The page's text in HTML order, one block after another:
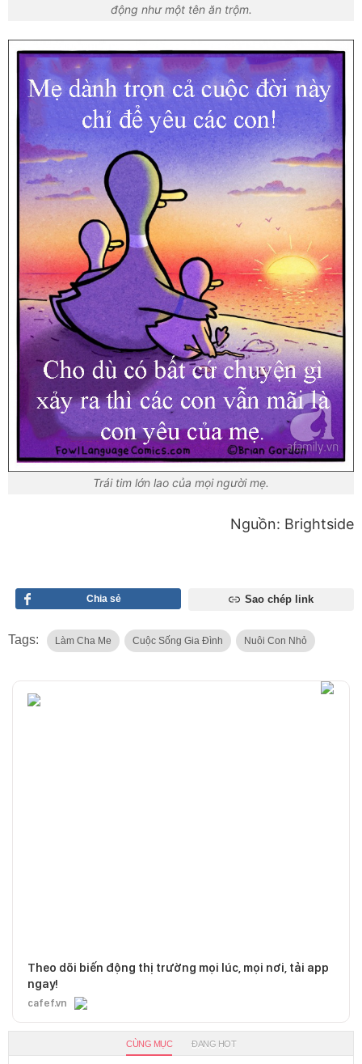
động như một tên ăn trộm.
Trái tim lớn lao của mọi người mẹ.
Nguồn: Brightside
Chia sẻ Sao chép link
Tags: Làm Cha Me Cuộc Sống Gia Đình Nuôi Con Nhỏ
Theo dõi biến động thị trường mọi lúc, mọi nơi, tải app
ngay!
cafef.vn
CÙNG MỤC ĐANG HOT